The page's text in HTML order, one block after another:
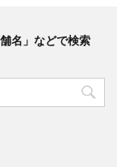
名」などで検索